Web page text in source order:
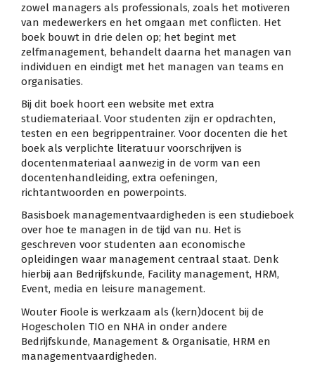
zowel managers als professionals, zoals het motiveren
van medewerkers en het omgaan met conflicten. Het
boek bouwt in drie delen op; het begint met
zelfmanagement, behandelt daarna het managen van
individuen en eindigt met het managen van teams en
organisaties.
Bij dit boek hoort een website met extra
studiemateriaal. Voor studenten zijn er opdrachten,
testen en een begrippentrainer. Voor docenten die het
boek als verplichte literatuur voorschrijven is
docentenmateriaal aanwezig in de vorm van een
docentenhandleiding, extra oefeningen,
richtantwoorden en powerpoints.
Basisboek managementvaardigheden is een studieboek
over hoe te managen in de tijd van nu. Het is
geschreven voor studenten aan economische
opleidingen waar management centraal staat. Denk
hierbij aan Bedrijfskunde, Facility management, HRM,
Event, media en leisure management.
Wouter Fioole is werkzaam als (kern)docent bij de
Hogescholen TIO en NHA in onder andere
Bedrijfskunde, Management & Organisatie, HRM en
managementvaardigheden.